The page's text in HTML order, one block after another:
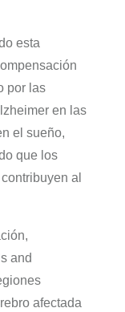
esta
por las
en las
el sueño,
que los
al
and
afectada